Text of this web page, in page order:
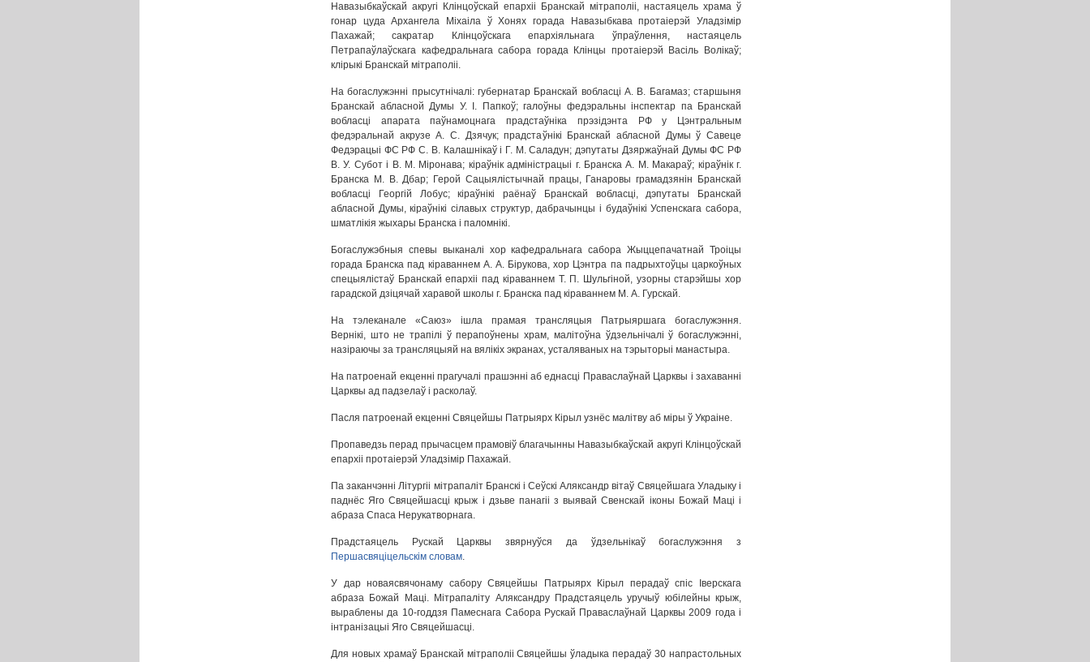
Навазыбкаўскай акругі Клінцоўскай епархіі Бранскай мітраполіі, настаяцель храма ў
гонар цуда Архангела Міхаіла ў Хонях горада Навазыбкава протаіерэй Уладзімір
Пахажай; сакратар Клінцоўскага епархіяльнага ўпраўлення, настаяцель
Петрапаўлаўскага кафедральнага сабора горада Клінцы протаіерэй Васіль Волікаў;
клірыкі Бранскай мітраполіі.
На богаслужэнні прысутнічалі: губернатар Бранскай вобласці А. В. Багамаз; старшыня
Бранскай абласной Думы У. І. Папкоў; галоўны федэральны інспектар па Бранскай
вобласці апарата паўнамоцнага прадстаўніка прэзідэнта РФ у Цэнтральным
федэральнай акрузе А. С. Дзячук; прадстаўнікі Бранскай абласной Думы ў Савеце
Федэрацыі ФС РФ С. В. Калашнікаў і Г. М. Саладун; дэпутаты Дзяржаўнай Думы ФС РФ
В. У. Субот і В. М. Міронава; кіраўнік адміністрацыі г. Бранска А. М. Макараў; кіраўнік г.
Бранска М. В. Дбар; Герой Сацыялістычнай працы, Ганаровы грамадзянін Бранскай
вобласці Георгій Лобус; кіраўнікі раёнаў Бранскай вобласці, дэпутаты Бранскай
абласной Думы, кіраўнікі сілавых структур, дабрачынцы і будаўнікі Успенскага сабора,
шматлікія жыхары Бранска і паломнікі.
Богаслужэбныя спевы выканалі хор кафедральнага сабора Жыццепачатнай Троіцы
горада Бранска пад кіраваннем А. А. Бірукова, хор Цэнтра па падрыхтоўцы царкоўных
спецыялістаў Бранскай епархіі пад кіраваннем Т. П. Шульгіной, узорны старэйшы хор
гарадской дзіцячай харавой школы г. Бранска пад кіраваннем М. А. Гурскай.
На тэлеканале «Саюз» ішла прамая трансляцыя Патрыяршага богаслужэння.
Вернікі, што не трапілі ў перапоўнены храм, малітоўна ўдзельнічалі ў богаслужэнні,
назіраючы за трансляцыяй на вялікіх экранах, усталяваных на тэрыторыі манастыра.
На патроенай екценні прагучалі прашэнні аб еднасці Праваслаўнай Царквы і захаванні
Царквы ад падзелаў і расколаў.
Пасля патроенай екценні Свяцейшы Патрыярх Кірыл узнёс малітву аб міры ў Украіне.
Пропаведзь перад прычасцем прамовіў благачынны Навазыбкаўскай акругі Клінцоўскай
епархіі протаіерэй Уладзімір Пахажай.
Па заканчэнні Літургіі мітрапаліт Бранскі і Сеўскі Аляксандр вітаў Свяцейшага Уладыку і
паднёс Яго Свяцейшасці крыж і дзьве панагіі з выявай Свенскай іконы Божай Маці і
абраза Спаса Нерукатворнага.
Прадстаяцель Рускай Царквы звярнуўся да ўдзельнікаў богаслужэння з
Першасвяціцельскім словам.
У дар новаясвячонаму сабору Свяцейшы Патрыярх Кірыл перадаў спіс Іверскага
абраза Божай Маці. Мітрапаліту Аляксандру Прадстаяцель уручыў юбілейны крыж,
выраблены да 10-годдзя Памеснага Сабора Рускай Праваслаўнай Царквы 2009 года і
інтранізацыі Яго Свяцейшасці.
Для новых храмаў Бранскай мітраполіі Свяцейшы ўладыка перадаў 30 напрастольных